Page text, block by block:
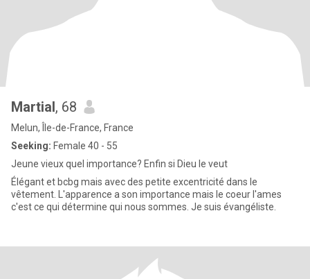
Martial, 68
Melun, Île-de-France, France
Seeking: Female 40 - 55
Jeune vieux quel importance? Enfin si Dieu le veut
Élégant et bcbg mais avec des petite excentricité dans le
vêtement. L'apparence a son importance mais le coeur l'ames
c'est ce qui détermine qui nous sommes. Je suis évangéliste.